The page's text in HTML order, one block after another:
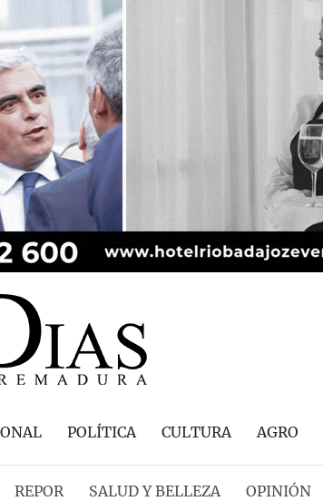
POLÍTICA CULTURA AGRO
REPOR SALUD Y BELLEZA OPINIÓN